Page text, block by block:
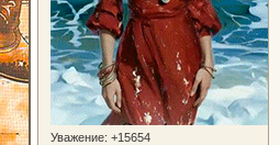
Уважение: +15654